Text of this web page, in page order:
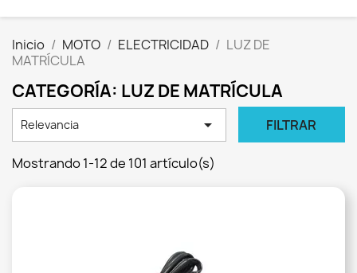
Inicio MOTO ELECTRICIDAD
LUZ DE
MATRÍCULA
CATEGORÍA: LUZ DE MATRÍCULA
Relevancia  FILTRAR
Mostrando 1-12 de 101 artículo(s)